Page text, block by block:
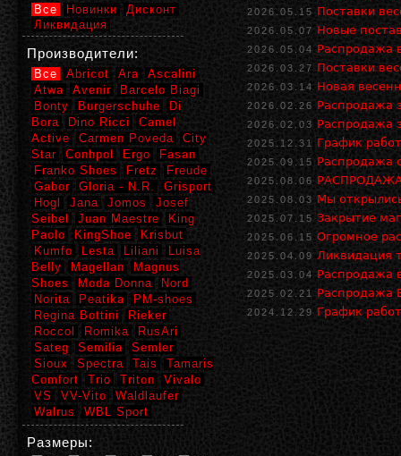
2026.05.15 Поставки
2026.05.07 Новые
2026.05.04 Распродажа
2026.03.27 Поставки
2026.03.14 Новая
2026.02.26 Распродажа
2026.02.03 Распродажа
2025.12.31 График
2025.09.15 Распродажа
2025.08.06 РАСПРОДАЖА
2025.08.03 Мы
2025.07.15 Закрытие
2025.06.15 Огромное
2025.04.09 Ликвидация
2025.03.04 Распродажа
2025.02.21 Распродажа
2024.12.29 График
Все Новинки
Дисконт
Ликвидация
Производители:
Все Abricot Ara
Ascalini
Atwa
Avenir
Barcelo Biagi
Bonty
Burgerschuhe
Di
Bora
Dino Ricci
Camel
Active
Carmen Poveda
City
Star
Conhpol Ergo
Fasan
Franko Shoes
Fretz
Freude
Gabor
Gloria - N.R.
Grisport
Hogl
Jana Jomos
Josef
Seibel
Juan Maestre
King
Paolo
KingShoe
Krisbut
Kumfo
Lesta Liliani
Luisa
Belly
Magellan
Magnus
Shoes
Moda Donna
Nord
Norita
Peatika
PM-shoes
Regina Bottini
Rieker
Roccol
Romika
RusAri
Sateg
Semilia
Semler
Sioux
Spectra Tais
Tamaris
Comfort
Trio Triton
Vivalo
VS
VV-Vito
Waldlaufer
Walrus
WBL Sport
Размеры: